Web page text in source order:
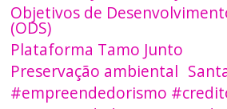
Objetivos de
(ODS)
Plataforma Tamo Junto
Preservação ambiental
#empreendedorismo